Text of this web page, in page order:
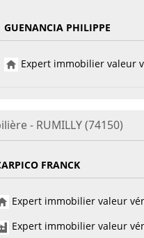
GUENANCIA PHILIPPE
Expert immobilier valeur
- RUMILLY (74150)
FRANCK
Expert immobilier valeur
Expert immobilier valeur